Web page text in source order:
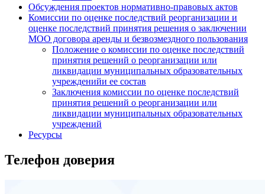
Обсуждения проектов нормативно-правовых актов
Комиссии по оценке последствий реорганизации и
оценке последствий принятия решения о заключении
МОО договора аренды и безвозмездного пользования
Положение о комиссии по оценке последствий
принятия решений о реорганизации или
ликвидации муниципальных образовательных
учрежденийи ее состав
Заключения комиссии по оценке последствий
принятия решений о реорганизации или
ликвидации муниципальных образовательных
учреждений
Ресурсы
Телефон доверия